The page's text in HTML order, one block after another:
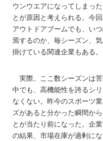
ウンウエアになってしまった
とが原因と考えられる。今
アウトドアブームでも、い
焉するのか、毎シーズン、
掛けている関連企業もある。
実際、ここ数シーズンは
中でも、高機能性を誇るシ
なくない。昨今のスポーツ
ズがあると分かった瞬間か
とが当たり前になった。企
の結果、市場在庫が過剰に